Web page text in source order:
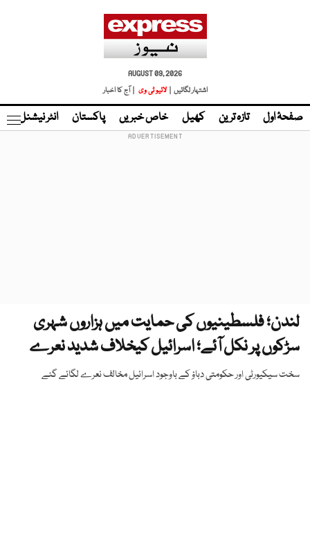
AUGUST 09, 2026
اشتہار لگائیں |
لائیو ٹی وی | آج کا اخبار
صفحۂ اول تازہ ترین کھیل خاص خبریں پاکستان انٹر نیشنل
لندن؛ فلسطینیوں کی حمایت میں ہزاروں شہری
سڑکوں پر نکل آئے؛ اسرائیل کیخلاف شدید نعرے
سخت سیکیورٹی اور حکومتی دباؤ کے باوجود اسرائیل مخالف نعرے لگائے گئے